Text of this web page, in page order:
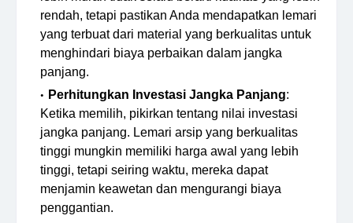
rendah, tetapi pastikan Anda mendapatkan lemari
yang terbuat dari material yang berkualitas untuk
menghindari biaya perbaikan dalam jangka
panjang.
Perhitungkan Investasi Jangka Panjang:
Ketika memilih, pikirkan tentang nilai investasi
jangka panjang. Lemari arsip yang berkualitas
tinggi mungkin memiliki harga awal yang lebih
tinggi, tetapi seiring waktu, mereka dapat
menjamin keawetan dan mengurangi biaya
penggantian.